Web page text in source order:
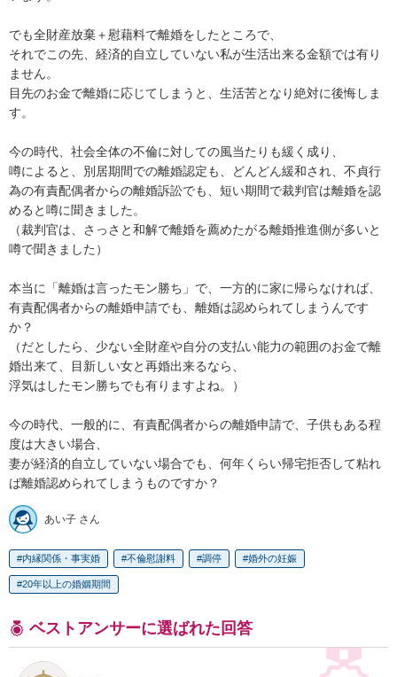
でも全財産放棄＋慰藉料で離婚をしたところで、
それでこの先、経済的自立していない私が生活出来る金額では有り
ません。
目先のお金で離婚に応じてしまうと、生活苦となり絶対に後悔しま
す。
今の時代、社会全体の不倫に対しての風当たりも緩く成り、
噂によると、別居期間での離婚認定も、どんどん緩和され、不貞行
為の有責配偶者からの離婚訴訟でも、短い期間で裁判官は離婚を認
めると噂に聞きました。
（裁判官は、さっさと和解で離婚を薦めたがる離婚推進側が多いと
噂で聞きました）
本当に「離婚は言ったモン勝ち」で、一方的に家に帰らなければ、
有責配偶者からの離婚申請でも、離婚は認められてしまうんです
か？
（だとしたら、少ない全財産や自分の支払い能力の範囲のお金で離
婚出来て、目新しい女と再婚出来るなら、
浮気はしたモン勝ちでも有りますよね。）
今の時代、一般的に、有責配偶者からの離婚申請で、子供もある程
度は大きい場合、
妻が経済的自立していない場合でも、何年くらい帰宅拒否して粘れ
ば離婚認められてしまうものですか？
あい子 さん
内縁関係・事実婚 不倫慰謝料 調停 婚外の妊娠
20年以上の婚姻期間
ベストアンサーに選ばれた回答